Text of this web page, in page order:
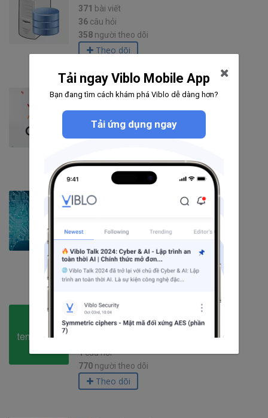
371 bài viết
36 câu hỏi
358 người theo dõi
Theo dõi
Gem
115bài viết
câu hỏi
15người theo dõi
Machine Learning
21câu hỏi
3627người theo dõi
Theo dõi
tensorflow
1câu hỏi
770 người theo dõi
Theo dõi
Tải ngay Viblo Mobile App
Bạn đang tìm cách khám phá Viblo dễ dàng hơn?
Tải ứng dụng ngay